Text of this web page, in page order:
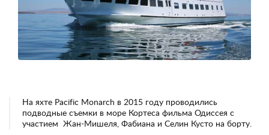
На яхте Pacific Monarch в 2015 году проводились
подводные съемки в море Кортеса фильма Одиссея с
участием Жан-Мишеля, Фабиана и Селин Кусто на борту.